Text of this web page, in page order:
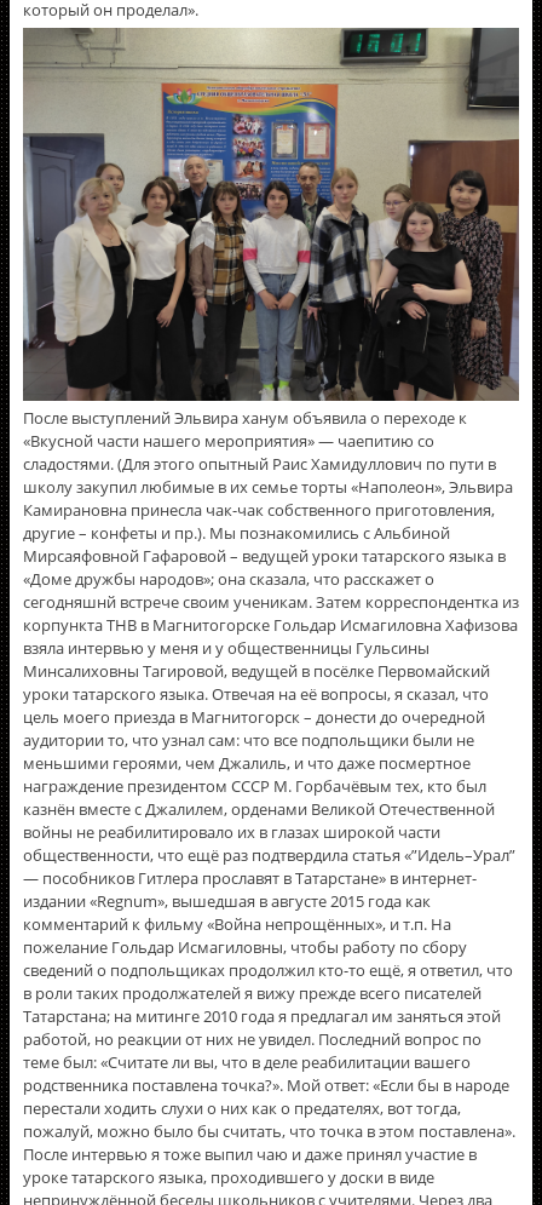
который он проделал».
После выступлений Эльвира ханум объявила о переходе к
«Вкусной части нашего мероприятия» — чаепитию со
сладостями. (Для этого опытный Раис Хамидуллович по пути в
школу закупил любимые в их семье торты «Наполеон», Эльвира
Камирановна принесла чак-чак собственного приготовления,
другие – конфеты и пр.). Мы познакомились с Альбиной
Мирсаяфовной Гафаровой – ведущей уроки татарского языка в
«Доме дружбы народов»; она сказала, что расскажет о
сегодняшнй встрече своим ученикам. Затем корреспондентка из
корпункта ТНВ в Магнитогорске Гольдар Исмагиловна Хафизова
взяла интервью у меня и у общественницы Гульсины
Минсалиховны Тагировой, ведущей в посëлке Первомайский
уроки татарского языка. Отвечая на её вопросы, я сказал, что
цель моего приезда в Магнитогорск – донести до очередной
аудитории то, что узнал сам: что все подпольщики были не
меньшими героями, чем Джалиль, и что даже посмертное
награждение президентом СССР М. Горбачëвым тех, кто был
казнён вместе с Джалилем, орденами Великой Отечественной
войны не реабилитировало их в глазах широкой части
общественности, что ещё раз подтвердила статья «”Идель–Урал”
— пособников Гитлера прославят в Татарстане» в интернет-
издании «Regnum», вышедшая в августе 2015 года как
комментарий к фильму «Война непрощённых», и т.п. На
пожелание Гольдар Исмагиловны, чтобы работу по сбору
сведений о подпольщиках продолжил кто-то ещё, я ответил, что
в роли таких продолжателей я вижу прежде всего писателей
Татарстана; на митинге 2010 года я предлагал им заняться этой
работой, но реакции от них не увидел. Последний вопрос по
теме был: «Считате ли вы, что в деле реабилитации вашего
родственника поставлена точка?». Мой ответ: «Если бы в народе
перестали ходить слухи о них как о предателях, вот тогда,
пожалуй, можно было бы считать, что точка в этом поставлена».
После интервью я тоже выпил чаю и даже принял участие в
уроке татарского языка, проходившего у доски в виде
непринуждённой беседы школьников с учителями. Через два